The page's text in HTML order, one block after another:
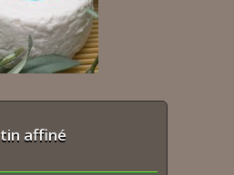
affiné